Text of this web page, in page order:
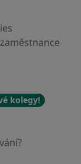
kolegy!